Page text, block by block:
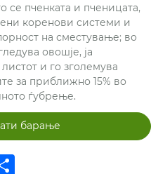
се пченката и пченицата,
коренови системи и
на сместување; во
овошје, ја
и го зголемува
за приближно 15% во
ѓубрење.
барање